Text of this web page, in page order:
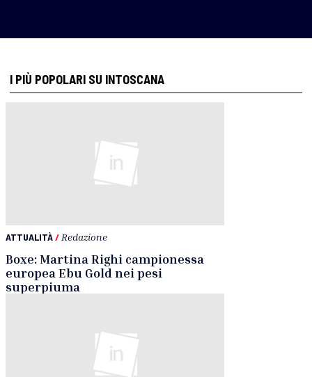
I PIÙ POPOLARI SU INTOSCANA
ATTUALITÀ/ Redazione
Boxe: Martina Righi campionessa
europea Ebu Gold nei pesi
superpiuma